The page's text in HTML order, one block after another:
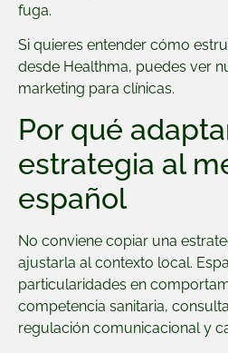
fuga.
Si quieres entender cómo
desde Healthma, puedes ver
marketing para clínicas.
Por qué
estrategia al
español
No conviene copiar una
ajustarla al contexto local.
particularidades en
competencia sanitaria,
regulación comunicacional y